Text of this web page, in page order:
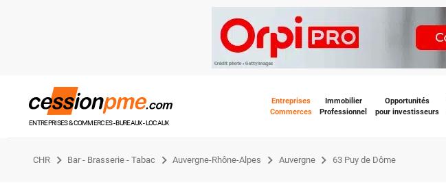
ENTREPRISES & COMMERCES - BUREAUX - LOCAUX
Entreprises
Commerces
Immobilier
Professionnel
Opportunités
pour investisseurs
CHR Bar - Brasserie - Tabac Auvergne-Rhône-Alpes Auvergne 63 Puy de Dôme